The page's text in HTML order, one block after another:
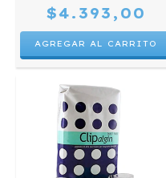
$4.393,00